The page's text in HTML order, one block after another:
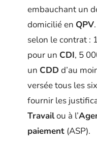
embauchant un
domicilié en QPV
selon le contrat :
pour un CDI, 5
un CDD d’au
versée tous les
fournir les
Travailou à l’
paiement (ASP).